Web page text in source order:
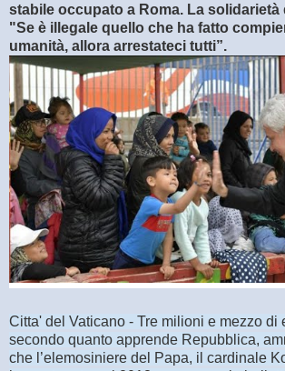
stabile occupato a Roma. La solidarietà
"Se è illegale quello che ha fatto
umanità, allora arrestateci tutti”.
Citta' del Vaticano - Tre milioni e mezzo di
secondo quanto apprende Repubblica,
che l’elemosiniere del Papa, il cardinale